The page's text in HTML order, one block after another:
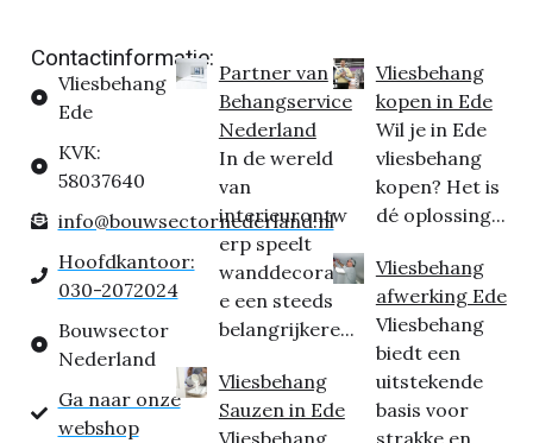
Contactinformatie:
Vliesbehang
Ede
KVK:
58037640
info@bouwsectornederland.nl
Hoofdkantoor:
030-2072024
Bouwsector
Nederland
Ga naar onze
webshop
Partner van
Behangservice
Nederland
In de wereld
van
interieurontw
erp speelt
wanddecorati
e een steeds
belangrijkere...
Vliesbehang
Sauzen in Ede
Vliesbehang
Vliesbehang
kopen in Ede
Wil je in Ede
vliesbehang
kopen? Het is
dé oplossing...
Vliesbehang
afwerking Ede
Vliesbehang
biedt een
uitstekende
basis voor
strakke en